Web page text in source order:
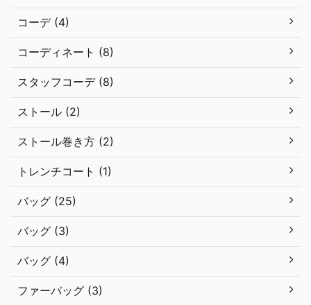
コーデ (4)
コーディネート (8)
スタッフコーデ (8)
ストール (2)
ストール巻き方 (2)
トレンチコート (1)
バッグ (25)
バッグ (3)
バッグ (4)
ファーバッグ (3)